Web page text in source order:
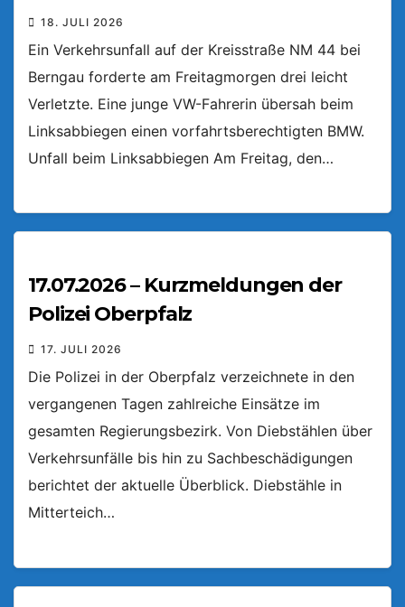
18. JULI 2026
Ein Verkehrsunfall auf der Kreisstraße NM 44 bei
Berngau forderte am Freitagmorgen drei leicht
Verletzte. Eine junge VW-Fahrerin übersah beim
Linksabbiegen einen vorfahrtsberechtigten BMW.
Unfall beim Linksabbiegen Am Freitag, den…
17.07.2026 – Kurzmeldungen der
Polizei Oberpfalz
17. JULI 2026
Die Polizei in der Oberpfalz verzeichnete in den
vergangenen Tagen zahlreiche Einsätze im
gesamten Regierungsbezirk. Von Diebstählen über
Verkehrsunfälle bis hin zu Sachbeschädigungen
berichtet der aktuelle Überblick. Diebstähle in
Mitterteich…